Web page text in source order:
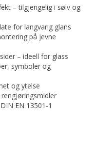
– tilgjengelig i sølv og
for langvarig glans
på jevne
– ideell for glass
symboler og
og ytelse
EN 13501-1